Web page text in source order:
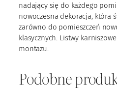
nadający się do każdego
nowoczesna dekoracja, która
zarówno do pomieszczeń
klasycznych. Listwy
montażu.
Podobne